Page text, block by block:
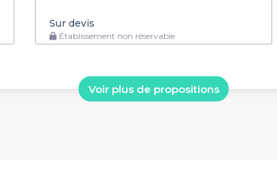
Sur devis
Établissement non réservable
Voir plus de propositions